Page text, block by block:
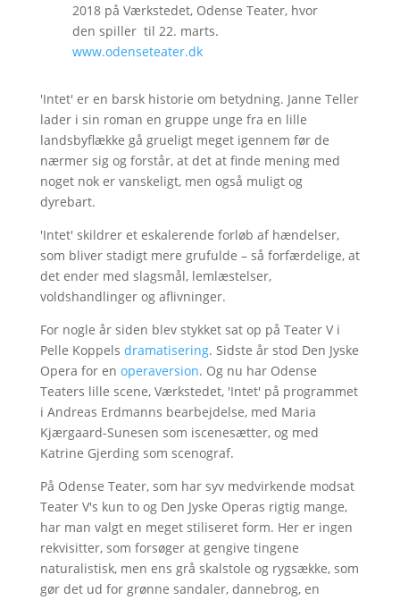
2018 på Værkstedet, Odense Teater, hvor
den spiller til 22. marts.
www.odenseteater.dk
'Intet' er en barsk historie om betydning. Janne Teller
lader i sin roman en gruppe unge fra en lille
landsbyflække gå grueligt meget igennem før de
nærmer sig og forstår, at det at finde mening med
noget nok er vanskeligt, men også muligt og
dyrebart.
'Intet' skildrer et eskalerende forløb af hændelser,
som bliver stadigt mere grufulde – så forfærdelige, at
det ender med slagsmål, lemlæstelser,
voldshandlinger og aflivninger.
For nogle år siden blev stykket sat op på Teater V i
Pelle Koppels dramatisering. Sidste år stod Den Jyske
Opera for en operaversion. Og nu har Odense
Teaters lille scene, Værkstedet, 'Intet' på programmet
i Andreas Erdmanns bearbejdelse, med Maria
Kjærgaard-Sunesen som iscenesætter, og med
Katrine Gjerding som scenograf.
På Odense Teater, som har syv medvirkende modsat
Teater V's kun to og Den Jyske Operas rigtig mange,
har man valgt en meget stiliseret form. Her er ingen
rekvisitter, som forsøger at gengive tingene
naturalistisk, men ens grå skalstole og rygsække, som
gør det ud for grønne sandaler, dannebrog, en